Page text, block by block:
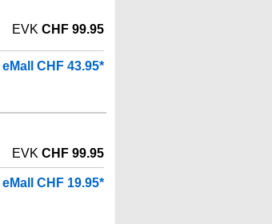
EVK CHF 99.95
eMall CHF 43.95*
EVK CHF 99.95
eMall CHF 19.95*